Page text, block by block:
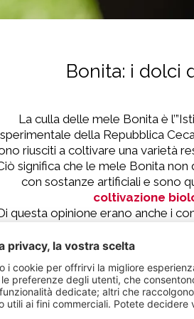
Bonita: i dolci
La culla delle mele Bonita è
sperimentale della Repubblica
riusciti a coltivare una varietà
significa che le mele Bonita
con sostanze artificiali e sono
coltivazione
questa opinione erano anche i
frattempo la varietà ha trovato
gusto agrodolce ha
Anno dopo anno rende felici voi
raccolti.